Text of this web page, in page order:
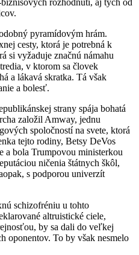
pyramídovým hrám.
cesty, ktorá je potrebná k
si vyžaduje značnú námahu
v ktorom sa človek
a lákavá skratka. Tá však
a bolesť.
strany spája bohatá
založil Amway, jednu
spoločností na svete, ktorá
tejto rodiny, Betsy DeVos
a bola Trumpovou ministerkou
ničenia štátnych škôl,
s podporou univerzít
schizofréniu u tohto
altruistické ciele,
by sa dali do veľkej
oponentov. To by však nesmelo